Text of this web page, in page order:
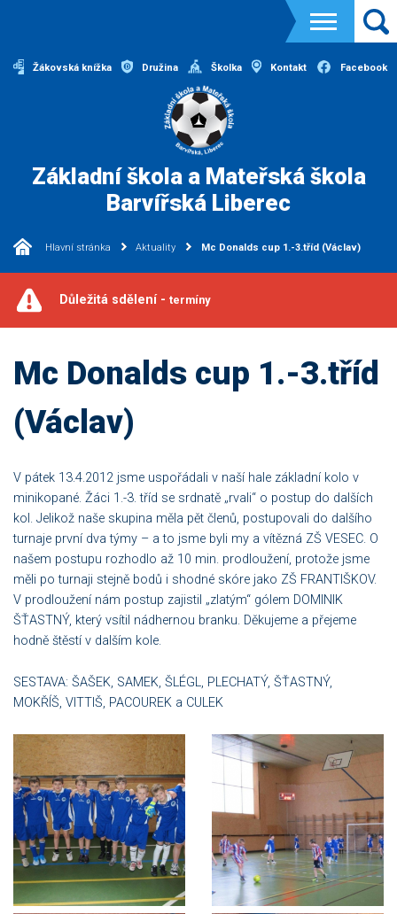
Žákovská knížka Družina Školka Kontakt Facebook
Základní škola a Mateřská škola
Barvířská Liberec
Hlavní stránka Aktuality Mc Donalds cup 1.-3.tříd (Václav)
Důležitá sdělení - termíny
Mc Donalds cup 1.-3.tříd
(Václav)
V pátek 13.4.2012 jsme uspořádali v naší hale základní kolo v
minikopané. Žáci 1.-3. tříd se srdnatě „rvali“ o postup do dalších
kol. Jelikož naše skupina měla pět členů, postupovali do dalšího
turnaje první dva týmy – a to jsme byli my a vítězná ZŠ VESEC. O
našem postupu rozhodlo až 10 min. prodloužení, protože jsme
měli po turnaji stejně bodů i shodné skóre jako ZŠ FRANTIŠKOV.
V prodloužení nám postup zajistil „zlatým“ gólem DOMINIK
ŠŤASTNÝ, který vsítil nádhernou branku. Děkujeme a přejeme
hodně štěstí v dalším kole.
SESTAVA: ŠAŠEK, SAMEK, ŠLÉGL, PLECHATÝ, ŠŤASTNÝ,
MOKŘÍŠ, VITTIŠ, PACOUREK a CULEK